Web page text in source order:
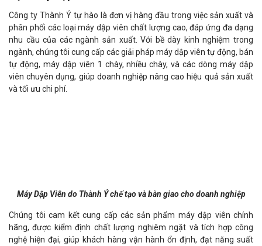
Công ty Thành Ý tự hào là đơn vị hàng đầu trong việc sản xuất và
phân phối các loại máy dập viên chất lượng cao, đáp ứng đa dạng
nhu cầu của các ngành sản xuất. Với bề dày kinh nghiệm trong
ngành, chúng tôi cung cấp các giải pháp máy dập viên tự động, bán
tự động, máy dập viên 1 chày, nhiều chày, và các dòng máy dập
viên chuyên dụng, giúp doanh nghiệp nâng cao hiệu quả sản xuất
và tối ưu chi phí.
Máy Dập Viên do Thành Ý chế tạo và bàn giao cho doanh nghiệp
Chúng tôi cam kết cung cấp các sản phẩm máy dập viên chính
hãng, được kiểm định chất lượng nghiêm ngặt và tích hợp công
nghệ hiện đại, giúp khách hàng vận hành ổn định, đạt năng suất